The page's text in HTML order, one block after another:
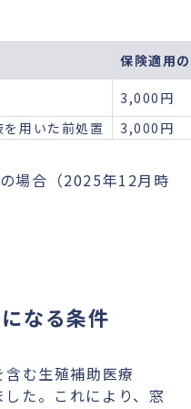
保険適用
3,000円
用いた前処置
3,000円
場合（2025年12月時
なる条件
む生殖補助医療
した。これにより、窓